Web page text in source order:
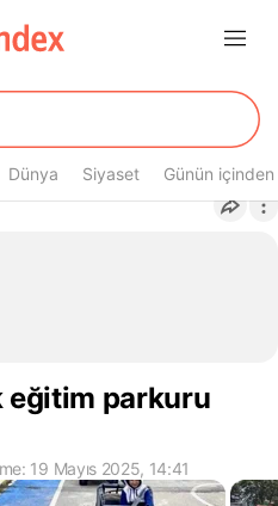
Dünya Siyaset Günün içinden
eğitim parkuru
19 Mayıs 2025, 14:41